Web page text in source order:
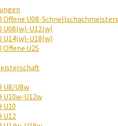
Offene U08-
U08(w)-U12(w)
U14(w)-U18(w)
Offene U25
U8/U8w
U10w-U12w
U10
U12